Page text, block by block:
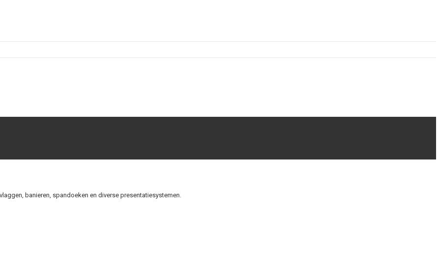
banieren, spandoeken en diverse presentatiesystemen.